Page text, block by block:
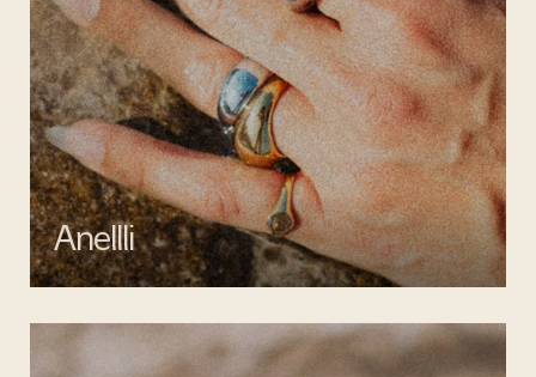
Anellli
Scopri la collezione di anelli artigianali di Mata gioielli, realizzati in